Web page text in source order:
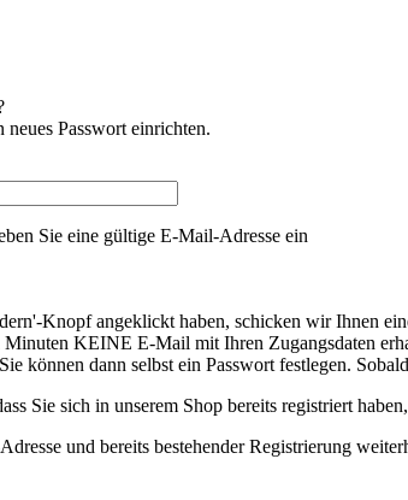
Passwort einrichten.
Sie eine gültige E-Mail-Adresse ein
Knopf angeklickt haben, schicken wir Ihnen
KEINE E-Mail mit Ihren Zugangsdaten
können dann selbst ein Passwort festlegen.
Sie sich in unserem Shop bereits registriert
und bereits bestehender Registrierung